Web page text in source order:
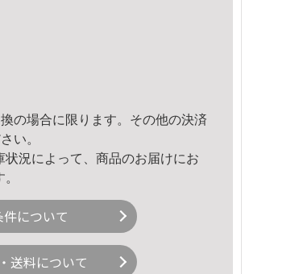
の場合に限ります。その他の決済
い。
況によって、商品のお届けにお
について
送料について